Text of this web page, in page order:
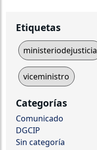
Etiquetas
ministeriodejusticia
viceministro
Categorías
Comunicado
DGCIP
Sin categoría